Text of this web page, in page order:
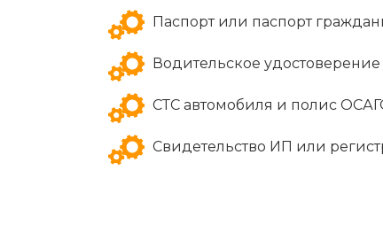
Паспорт или паспорт
Водительское удостоверение
СТС автомобиля и полис
Свидетельство ИП или